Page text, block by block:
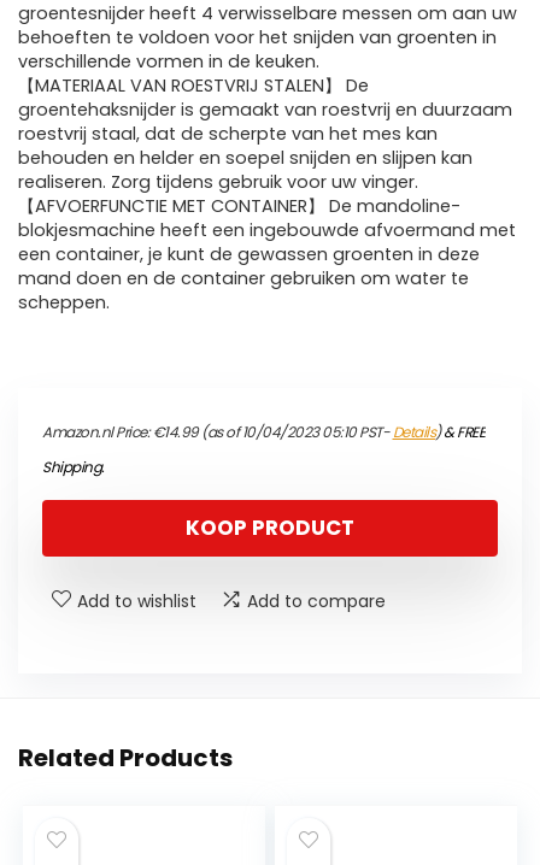
groentesnijder heeft 4 verwisselbare messen om aan uw
behoeften te voldoen voor het snijden van groenten in
verschillende vormen in de keuken.
【MATERIAAL VAN ROESTVRIJ STALEN】 De
groentehaksnijder is gemaakt van roestvrij en duurzaam
roestvrij staal, dat de scherpte van het mes kan
behouden en helder en soepel snijden en slijpen kan
realiseren. Zorg tijdens gebruik voor uw vinger.
【AFVOERFUNCTIE MET CONTAINER】 De mandoline-
blokjesmachine heeft een ingebouwde afvoermand met
een container, je kunt de gewassen groenten in deze
mand doen en de container gebruiken om water te
scheppen.
Amazon.nl Price:€14.99(as of 10/04/2023 05:10 PST-Details)&FREE
Shipping.
KOOP PRODUCT
Add to wishlist Add to compare
Related Products